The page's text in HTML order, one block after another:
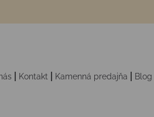
Kontakt Kamenná predajňa Blog